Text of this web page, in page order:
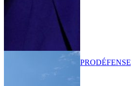
PRODÉFENSE